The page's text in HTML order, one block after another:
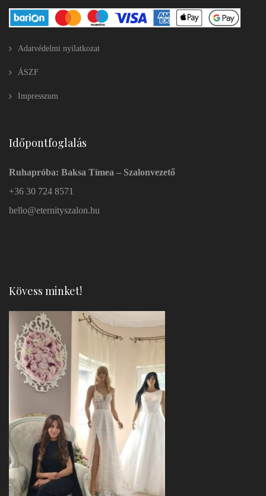
Adatvédelmi nyilatkozat
ÁSZF
Impresszum
Időpontfoglalás
Ruhapróba: Baksa Tímea – Szalonvezető
+36 30 724 8571
hello@eternityszalon.hu
Kövess minket!